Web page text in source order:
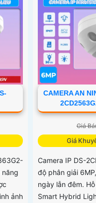
năng
ảnh
CAMERA AN
Giá
Giá
Camera IP DS-
độ phân giải
ngày lẫn đêm.
Smart Hybrid